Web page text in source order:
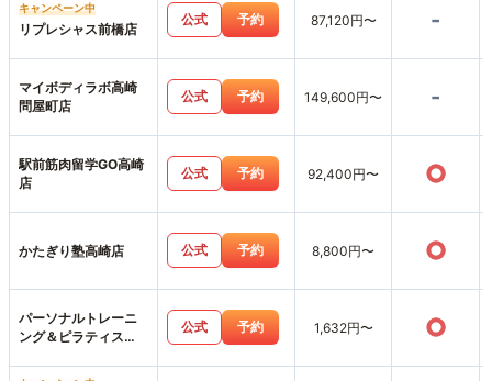
キャンペーン中
リプレシャス前橋店
公式 予約 87,120円〜 -
マイボディラボ高崎
問屋町店
公式 予約 149,600円〜 -
駅前筋肉留学GO高崎
店
公式 予約 92,400円〜 ○
かたぎり塾高崎店 公式 予約 8,800円〜 ○
パーソナルトレーニ
ング＆ピラティス
公式 予約 1,632円〜 ○